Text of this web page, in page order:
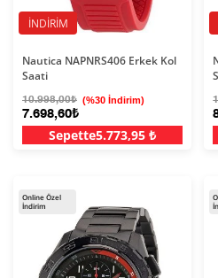
İNDIRIM
Sepette5.773,95 ₺
Nautica NAPNRS406 Erkek Kol
Saati
10.998,00₺ (%30 İndirim)
7.698,60₺
Online Özel
İndirim